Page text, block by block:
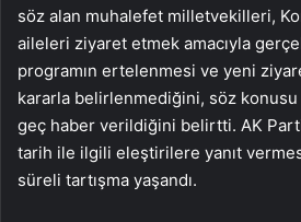
söz alan muhalefet milletvekilleri,
aileleri ziyaret etmek amacıyla
programın ertelenmesi ve yeni
kararla belirlenmediğini, söz
geç haber verildiğini belirtti. AK
tarih ile ilgili eleştirilere yanıt
süreli tartışma yaşandı.